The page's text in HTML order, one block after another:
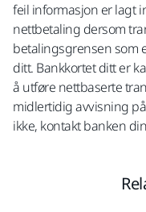
feil informasjon er lagt
nettbetaling dersom
betalingsgrensen som
ditt. Bankkortet ditt er
å utføre nettbaserte
midlertidig avvisning
ikke, kontakt banken